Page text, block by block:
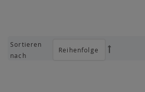
Sortieren
nach
Absteigend